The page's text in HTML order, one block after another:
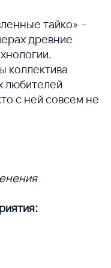
тайко» –
древние
коллектива
любителей
с ней совсем не